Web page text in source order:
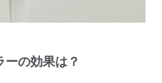
ーの効果は？